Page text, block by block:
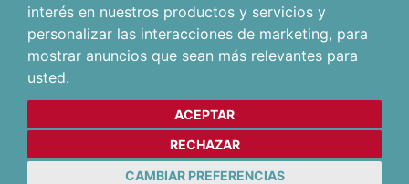
interés en nuestros productos y servicios y
personalizar las interacciones de marketing, para
mostrar anuncios que sean más relevantes para
usted.
ACEPTAR
RECHAZAR
CAMBIAR PREFERENCIAS